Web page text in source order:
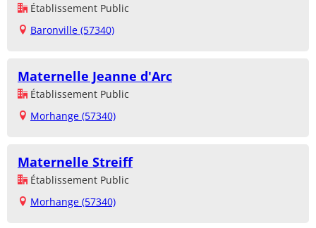
Établissement Public
Baronville (57340)
Maternelle Jeanne d'Arc
Établissement Public
Morhange (57340)
Maternelle Streiff
Établissement Public
Morhange (57340)